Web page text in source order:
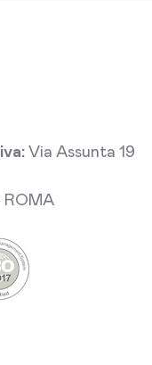
Via Assunta 19
ROMA